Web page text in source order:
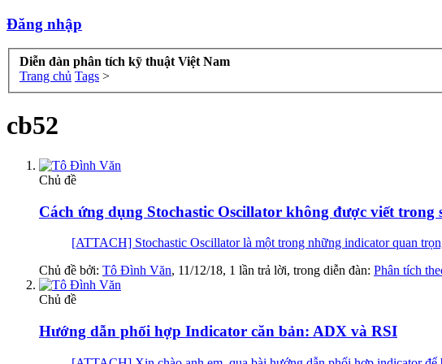
Đăng nhập
Diễn đàn phân tích kỹ thuật Việt Nam
Trang chủ Tags >
cb52
Chủ đề
Cách ứng dụng Stochastic Oscillator không được viết trong
[ATTACH] Stochastic Oscillator là một trong những indicator quan
Chủ đề bởi: Tô Đình Văn, 11/12/18, 1 lần trả lời, trong diễn đàn: Phân tích
Chủ đề
Hướng dẫn phối hợp Indicator căn bản: ADX và RSI